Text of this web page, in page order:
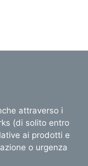
attraverso i
(di solito entro
ai prodotti e
o urgenza